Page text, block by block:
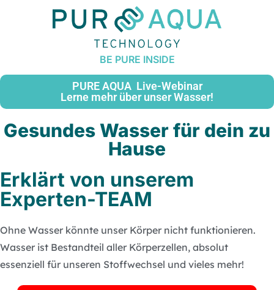
BE PURE INSIDE
PURE AQUA Live-Webinar
Lerne mehr über unser Wasser!
Gesundes Wasser für dein zu
Hause
Erklärt von unserem
Experten-TEAM
Ohne Wasser könnte unser Körper nicht funktionieren.
Wasser ist Bestandteil aller Körperzellen, absolut
essenziell für unseren Stoffwechsel und vieles mehr!